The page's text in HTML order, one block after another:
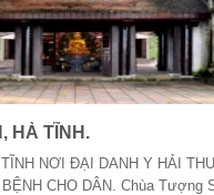
HÀ TĨNH.
NƠI ĐẠI DANH Y HẢI
CHO DÂN. Chùa Tượng